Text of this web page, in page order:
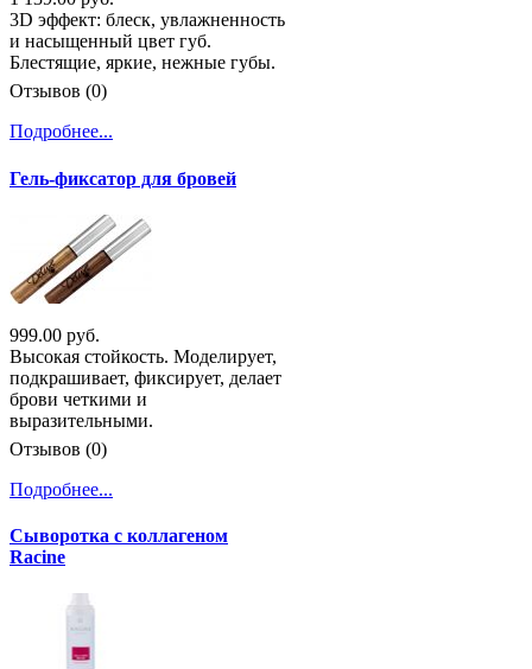
3D эффект: блеск, увлажненность
и насыщенный цвет губ.
Блестящие, яркие, нежные губы.
Отзывов (0)
Подробнее...
Гель-фиксатор для бровей
999.00 руб.
Высокая стойкость. Моделирует,
подкрашивает, фиксирует, делает
брови четкими и
выразительными.
Отзывов (0)
Подробнее...
Сыворотка с коллагеном
Racine